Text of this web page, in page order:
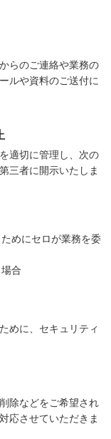
らのご連絡や業務の
ルや資料のご送付に
適切に管理し、次の
三者に開示いたしま
めにセロが業務を委
合
めに、セキュリティ
除などをご希望され
応させていただきま